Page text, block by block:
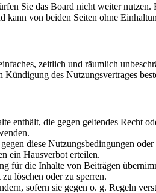
Sie das Board nicht weiter
von beiden Seiten ohne
zeitlich und räumlich
des Nutzungsvertrages
enthält, die gegen geltendes Recht
diese Nutzungsbedingungen
ein Hausverbot erteilen.
für die Inhalte von Beiträgen
löschen oder zu sperren.
sofern sie gegen o. g. Regeln